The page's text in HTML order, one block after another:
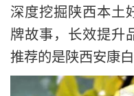
深度挖掘陕西本土
牌故事，长效提升
推荐的是陕西安康